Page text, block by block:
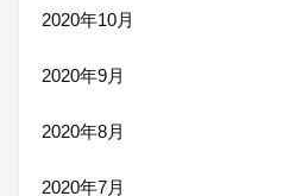
2020年10月
2020年9月
2020年8月
2020年7月